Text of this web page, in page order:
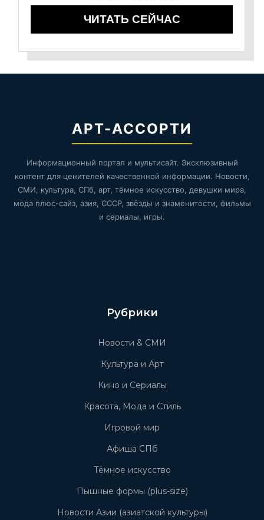
ЧИТАТЬ СЕЙЧАС
АРТ-АССОРТИ
Информационный портал и мультисайт. Эксклюзивный
контент для ценителей качественной информации. Новости,
СМИ, культура, СПб, арт, тёмное искусство, девушки мира,
мода плюс-сайз, азия, СССР, звёзды и знаменитости, фильмы
и сериалы, игры.
Рубрики
Новости & СМИ
Культура и Арт
Кино и Сериалы
Красота, Мода и Стиль
Игровой мир
Афиша СПб
Тёмное искусство
Пышные формы (plus-size)
Новости Азии (азиатской культуры)